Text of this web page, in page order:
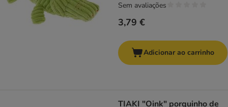
3,79 €
Sem avaliações
Adicionar ao carrinho
TIAKI "Oink" porquinho de